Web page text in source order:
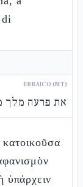
di
EBRAICO (MT)
את פרעה מלך
ὑπάρχειν